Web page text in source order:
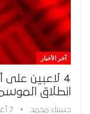
آخر الأخبار
4 لاعبين
انطلاق
حسناء محمد 7 أغسطس 2026